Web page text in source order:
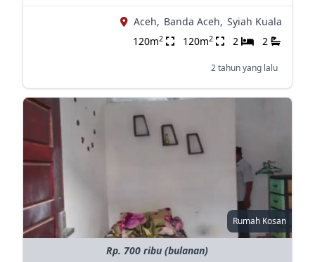
Aceh, Banda Aceh, Syiah Kuala
120m2 120m2 2 2
2 tahun yang lalu
Rumah Kosan
Rp. 700 ribu (bulanan)